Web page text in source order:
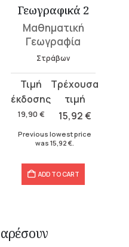
Γεωγραφικά 2
Μαθηματική
Γεωγραφία
Στράβων
19,90 €
Original
price
was:
15,92€
Current
price
is:
Previous lowest price
was 15,92 €
ADD TO CART